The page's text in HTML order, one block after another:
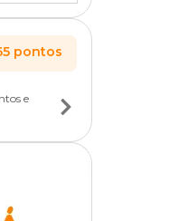
pontos
e